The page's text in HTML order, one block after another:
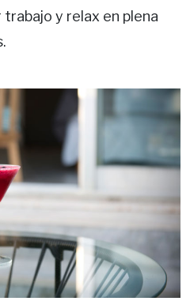
y relax en plena